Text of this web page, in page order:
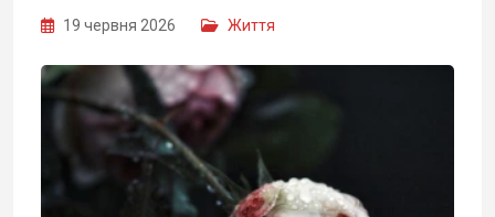
19 червня 2026 Життя